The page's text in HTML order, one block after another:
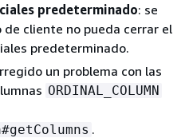
predeterminado: se
cliente no pueda cerrar el
predeterminado.
un problema con las
ORDINAL_COLUMN
.